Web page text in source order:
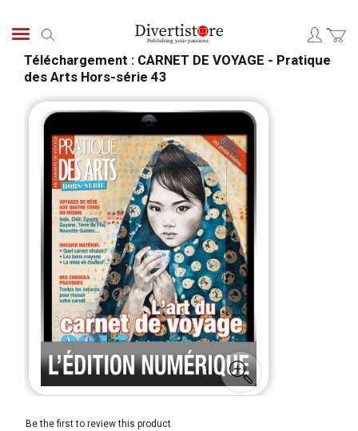
Téléchargement : CARNET DE VOYAGE - Pratique
des Arts Hors-série 43
Skip
to
images
gallery
Be the first to review this product